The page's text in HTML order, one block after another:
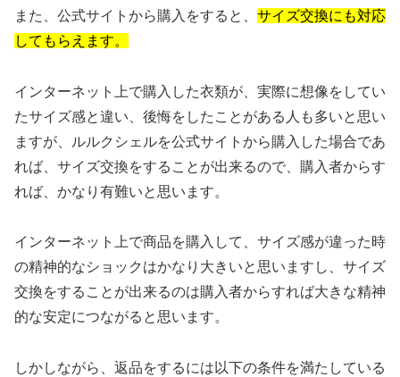
また、公式サイトから購入をすると、 サイズ交換にも対応
してもらえます。
インターネット上で購入した衣類が、実際に想像をしてい
たサイズ感と違い、後悔をしたことがある人も多いと思い
ますが、ルルクシェルを公式サイトから購入した場合であ
れば、サイズ交換をすることが出来るので、購入者からす
れば、かなり有難いと思います。
インターネット上で商品を購入して、サイズ感が違った時
の精神的なショックはかなり大きいと思いますし、サイズ
交換をすることが出来るのは購入者からすれば大きな精神
的な安定につながると思います。
しかしながら、返品をするには以下の条件を満たしている